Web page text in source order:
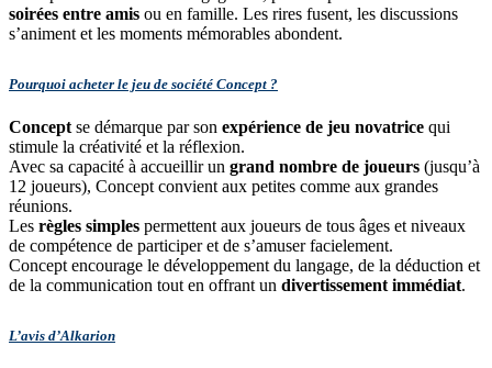
soirées entre amis ou en famille. Les rires fusent, les discussions
s’animent et les moments mémorables abondent.
Pourquoi acheter le jeu de société Concept ?
Concept se démarque par son expérience de jeu novatrice qui
stimule la créativité et la réflexion.
Avec sa capacité à accueillir un grand nombre de joueurs (jusqu’à
12 joueurs), Concept convient aux petites comme aux grandes
réunions.
Les règles simples permettent aux joueurs de tous âges et niveaux
de compétence de participer et de s’amuser facielement.
Concept encourage le développement du langage, de la déduction et
de la communication tout en offrant un divertissement immédiat.
L’avis d’Alkarion